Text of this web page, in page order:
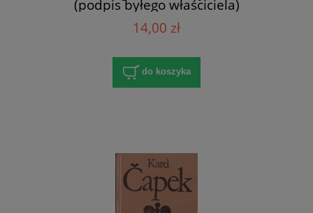
(podpis byłego właściciela)
14,00 zł
do koszyka